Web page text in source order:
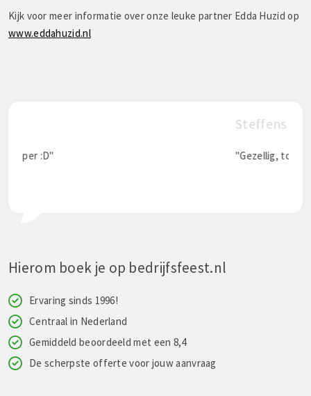
Kijk voor meer informatie over onze leuke partner Edda Huzid op
www.eddahuzid.nl
Hierom boek je op bedrijfsfeest.nl
Ervaring sinds 1996!
Centraal in Nederland
Gemiddeld beoordeeld met een 8,4
De scherpste offerte voor jouw aanvraag